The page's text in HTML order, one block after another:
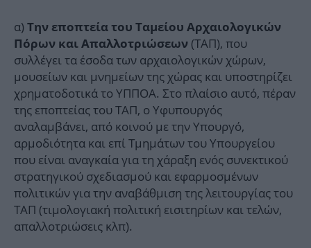
α) Την εποπτεία του Ταμείου Αρχαιολογικών
Πόρων και Απαλλοτριώσεων (ΤΑΠ), που
συλλέγει τα έσοδα των αρχαιολογικών χώρων,
μουσείων και μνημείων της χώρας και υποστηρίζει
χρηματοδοτικά το ΥΠΠΟΑ. Στο πλαίσιο αυτό, πέραν
της εποπτείας του ΤΑΠ, ο Υφυπουργός
αναλαμβάνει, από κοινού με την Υπουργό,
αρμοδιότητα και επί Τμημάτων του Υπουργείου
που είναι αναγκαία για τη χάραξη ενός συνεκτικού
στρατηγικού σχεδιασμού και εφαρμοσμένων
πολιτικών για την αναβάθμιση της λειτουργίας του
ΤΑΠ (τιμολογιακή πολιτική εισιτηρίων και τελών,
απαλλοτριώσεις κλπ).